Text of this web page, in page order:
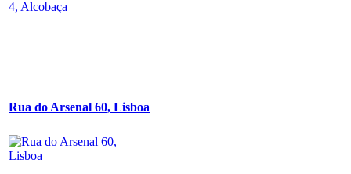
Rua do Arsenal 60, Lisboa